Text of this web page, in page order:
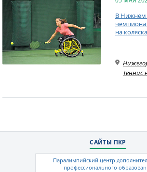
В Нижнем
на
Теннис
САЙТЫ ПКР
Паралимпийский центр
профессионального